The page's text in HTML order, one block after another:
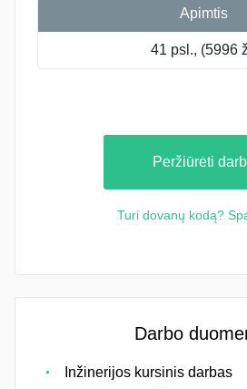
Apimtis
41 psl., (5996
Peržiūrėti
Turi dovanų kodą?
Darbo
Inžinerijos kursinis darbas